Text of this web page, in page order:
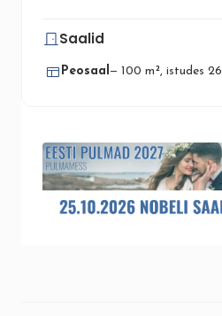
Saalid
Peosaal— 100 m², istudes